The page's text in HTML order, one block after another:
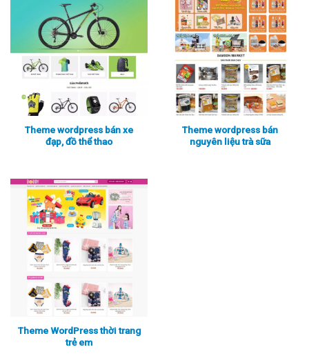
Xem thực tế Xem chi tiết
Theme wordpress bán xe
đạp, đồ thể thao
Theme wordpress bán
nguyên liệu trà sữa
Theme WordPress thời trang
trẻ em